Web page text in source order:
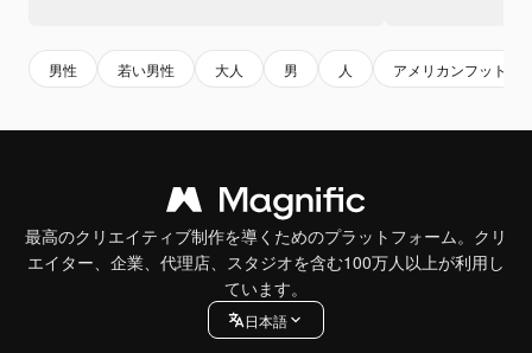
男性 若い男性 大人 男 人 アメリカンフットボ
最高のクリエイティブ制作を導くためのプラットフォーム。クリ
エイター、企業、代理店、スタジオを含む100万人以上が利用し
ています。
日本語